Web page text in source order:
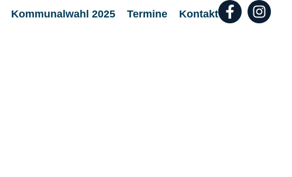
Kommunalwahl 2025 Termine Kontakt